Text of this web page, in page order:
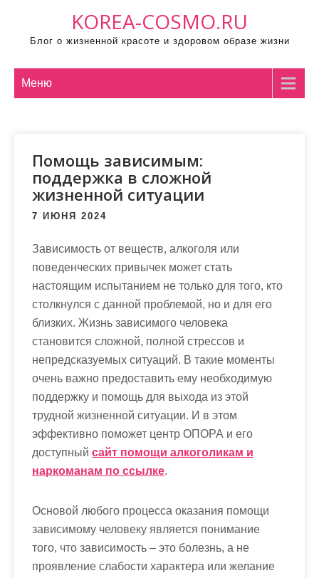
KOREA-COSMO.RU
Блог о жизненной красоте и здоровом образе жизни
Меню
Помощь зависимым:
поддержка в сложной
жизненной ситуации
7 ИЮНЯ 2024
Зависимость от веществ, алкоголя или
поведенческих привычек может стать
настоящим испытанием не только для того, кто
столкнулся с данной проблемой, но и для его
близких. Жизнь зависимого человека
становится сложной, полной стрессов и
непредсказуемых ситуаций. В такие моменты
очень важно предоставить ему необходимую
поддержку и помощь для выхода из этой
трудной жизненной ситуации. И в этом
эффективно поможет центр ОПОРА и его
доступный сайт помощи алкоголикам и
наркоманам по ссылке.
Основой любого процесса оказания помощи
зависимому человеку является понимание
того, что зависимость – это болезнь, а не
проявление слабости характера или желание